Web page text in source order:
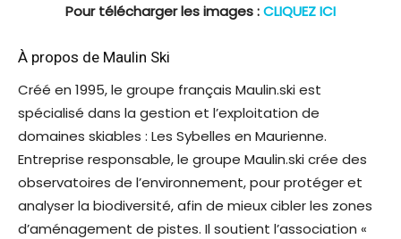
Pour télécharger les images :CLIQUEZ ICI
À propos de Maulin Ski
Créé en 1995, le groupe français Maulin.ski est
spécialisé dans la gestion et l’exploitation de
domaines skiables : Les Sybelles en Maurienne.
Entreprise responsable, le groupe Maulin.ski crée des
observatoires de l’environnement, pour protéger et
analyser la biodiversité, afin de mieux cibler les zones
d’aménagement de pistes. Il soutient l’association «